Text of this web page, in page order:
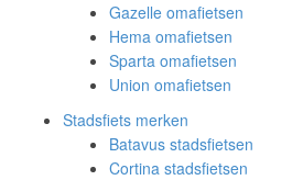
Gazelle omafietsen
Hema omafietsen
Sparta omafietsen
Union omafietsen
Stadsfiets merken
Batavus stadsfietsen
Cortina stadsfietsen